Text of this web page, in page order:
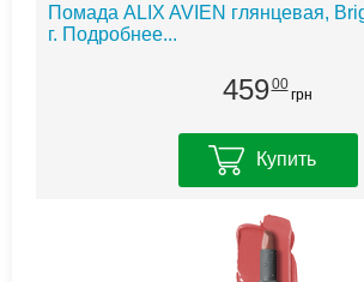
Помада ALIX AVIEN глянцевая,
г. Подробнее...
45900
грн
Купить